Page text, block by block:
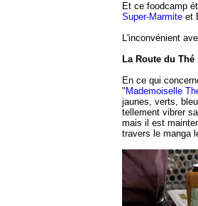
Et ce foodcamp
Super-Marmite et
L'inconvénient
La Route du Thé
En ce qui
" Mademoiselle
jaunes, verts,
tellement vibrer
mais il est
travers le manga